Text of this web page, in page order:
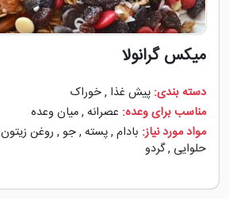
میکس گرانولا
دسته بندی: پیش غذا ,خوراک
مناسب برای وعده: عصرانه ,میان وعده
مواد مورد نیاز: بادام ,پسته ,جو , روغن زیتون
حلوایی ,گردو